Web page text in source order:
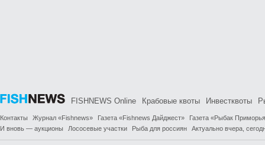
FISHNEWS Online Крабовые квоты Инвестквоты
Контакты Журнал «Fishnews» Газета «Fishnews Дайджест»
Газета «Рыбак
И вновь — аукционы
Лососевые участки Рыба для россиян Актуально вчера,